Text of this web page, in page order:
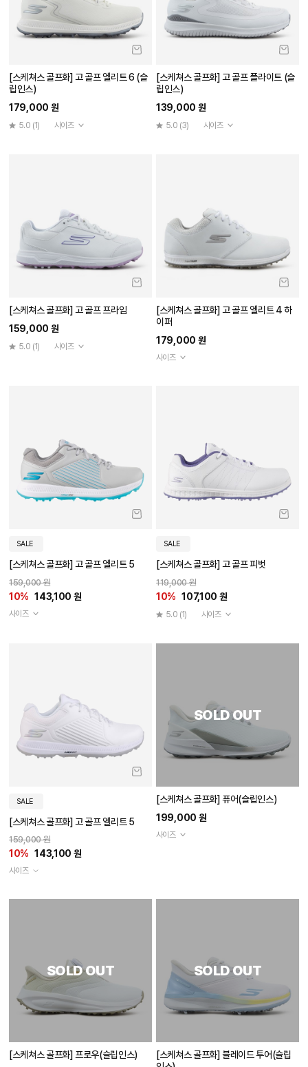
[스케쳐스 골프화] 고 골프 엘리트 6 (슬
립인스)
179,000 원
5.0 (1) 사이즈
[스케쳐스 골프화] 고 골프 플라이트 (슬
립인스)
139,000 원
5.0 (3) 사이즈
[스케쳐스 골프화] 고 골프 프라임
159,000 원
5.0 (1) 사이즈
[스케쳐스 골프화] 고 골프 엘리트 4 하
이퍼
179,000 원
사이즈
SALE
[스케쳐스 골프화] 고 골프 엘리트 5
159,000 원
10% 143,100 원
사이즈
SALE
[스케쳐스 골프화] 고 골프 피벗
119,000 원
10% 107,100 원
5.0 (1) 사이즈
SALE
[스케쳐스 골프화] 고 골프 엘리트 5
159,000 원
10% 143,100 원
사이즈
SOLD OUT
[스케쳐스 골프화] 퓨어(슬립인스)
199,000 원
사이즈
SOLD OUT
[스케쳐스 골프화] 프로우(슬립인스)
SOLD OUT
[스케쳐스 골프화] 블레이드 투어(슬립